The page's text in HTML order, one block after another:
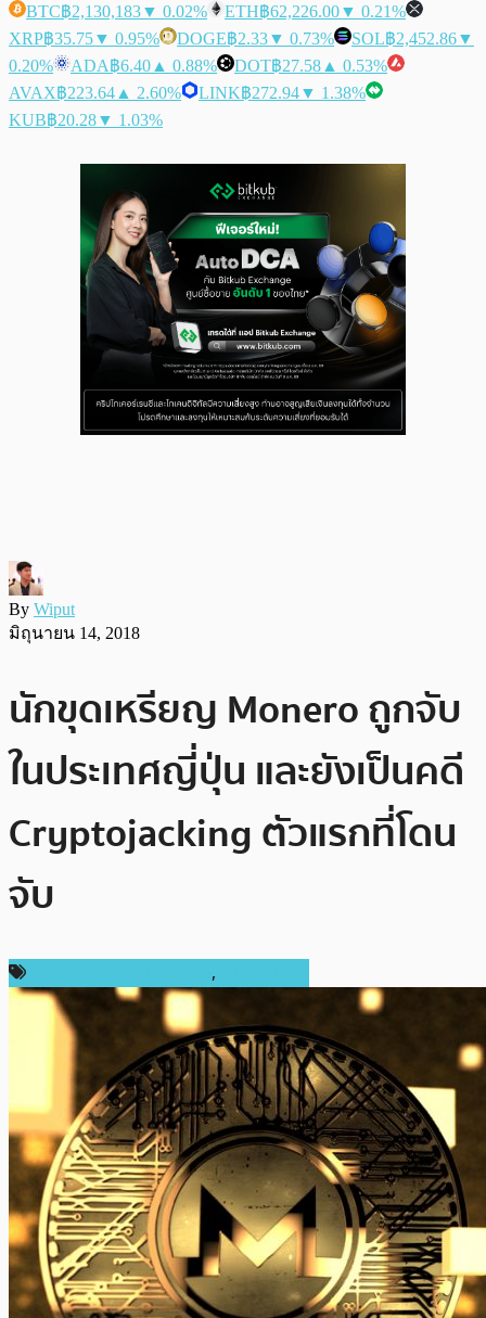
BTC฿2,130,183▼ 0.02% ETH฿62,226.00▼ 0.21%
XRP฿35.75▼ 0.95% DOGE฿2.33▼ 0.73% SOL฿2,452.86▼
0.20%
ADA฿6.40 ▲ 0.88% DOT฿27.58 ▲ 0.53%
AVAX฿223.64 ▲ 2.60% LINK฿272.94▼ 1.38%
KUB฿20.28▼ 1.03%
By Wiput
มิถุนายน 14, 2018
นักขุดเหรียญ Monero ถูกจับ
ในประเทศญี่ปุ่น และยังเป็นคดี
Cryptojacking ตัวแรกที่โดน
จับ
,